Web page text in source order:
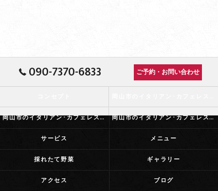
090-7370-6833 ご予約・お問い合わせ
岡山市のイタリアン･カフェレストランふらっとの評判 岡山市のイタリアン･カフェレストランふらっとのお客様の声
サービス メニュー
採れたて野菜 ギャラリー
アクセス ブログ